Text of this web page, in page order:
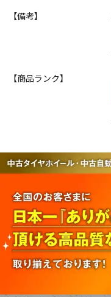
【備考】
【商品ランク】